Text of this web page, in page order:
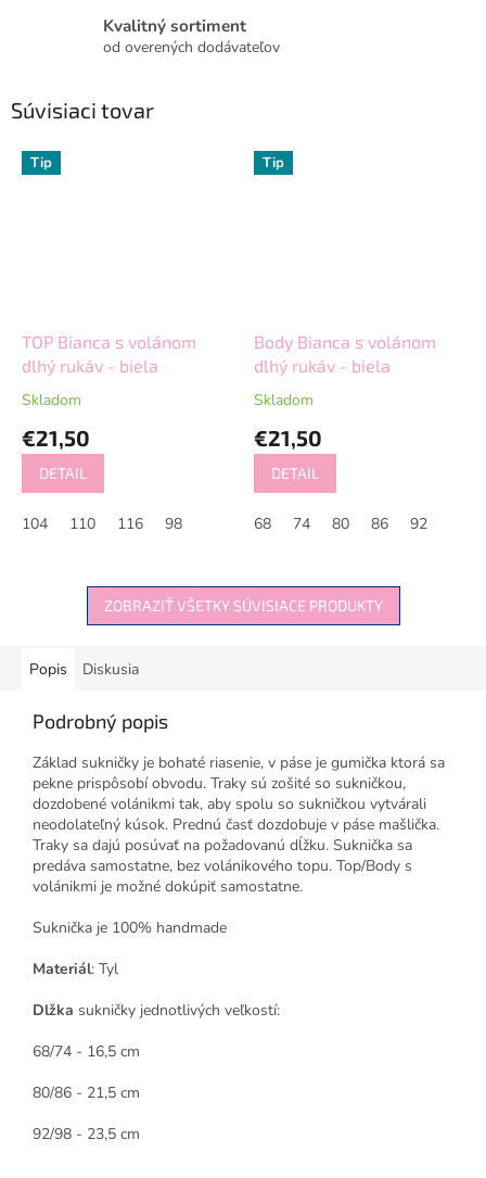
Kvalitný sortiment
od overených dodávateľov
Súvisiaci tovar
Tip
TOP Bianca s volánom
dlhý rukáv - biela
Skladom
€21,50
DETAIL
104 110 116 98
Tip
Body Bianca s volánom
dlhý rukáv - biela
Skladom
€21,50
DETAIL
68 74 80 86 92
ZOBRAZIŤ VŠETKY SÚVISIACE PRODUKTY
Popis Diskusia
Podrobný popis
Základ sukničky je bohaté riasenie, v páse je gumička ktorá sa
pekne prispôsobí obvodu. Traky sú zošité so sukničkou,
dozdobené volánikmi tak, aby spolu so sukničkou vytvárali
neodolateľný kúsok. Prednú časť dozdobuje v páse mašlička.
Traky sa dajú posúvať na požadovanú dĺžku. Suknička sa
predáva samostatne, bez volánikového topu. Top/Body s
volánikmi je možné dokúpiť samostatne.
Suknička je 100% handmade
Materiál: Tyl
Dlžka sukničky jednotlivých veľkostí:
68/74 - 16,5 cm
80/86 - 21,5 cm
92/98 - 23,5 cm